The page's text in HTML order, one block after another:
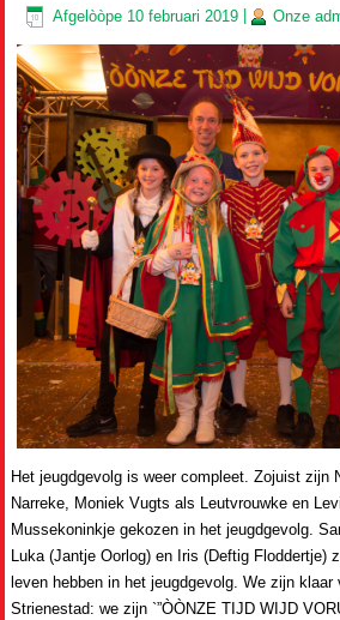
Afgelòòpe 10 februari 2019 Onze
Het jeugdgevolg is weer compleet. Zojuist zijn
Narreke, Moniek Vugts als Leutvrouwke en
Mussekoninkje gekozen in het jeugdgevolg.
Luka (Jantje Oorlog) en Iris (Deftig Floddertje)
leven hebben in het jeugdgevolg. We zijn
Strienestad: we zijn `”ÒÒNZE TIJD WIJD